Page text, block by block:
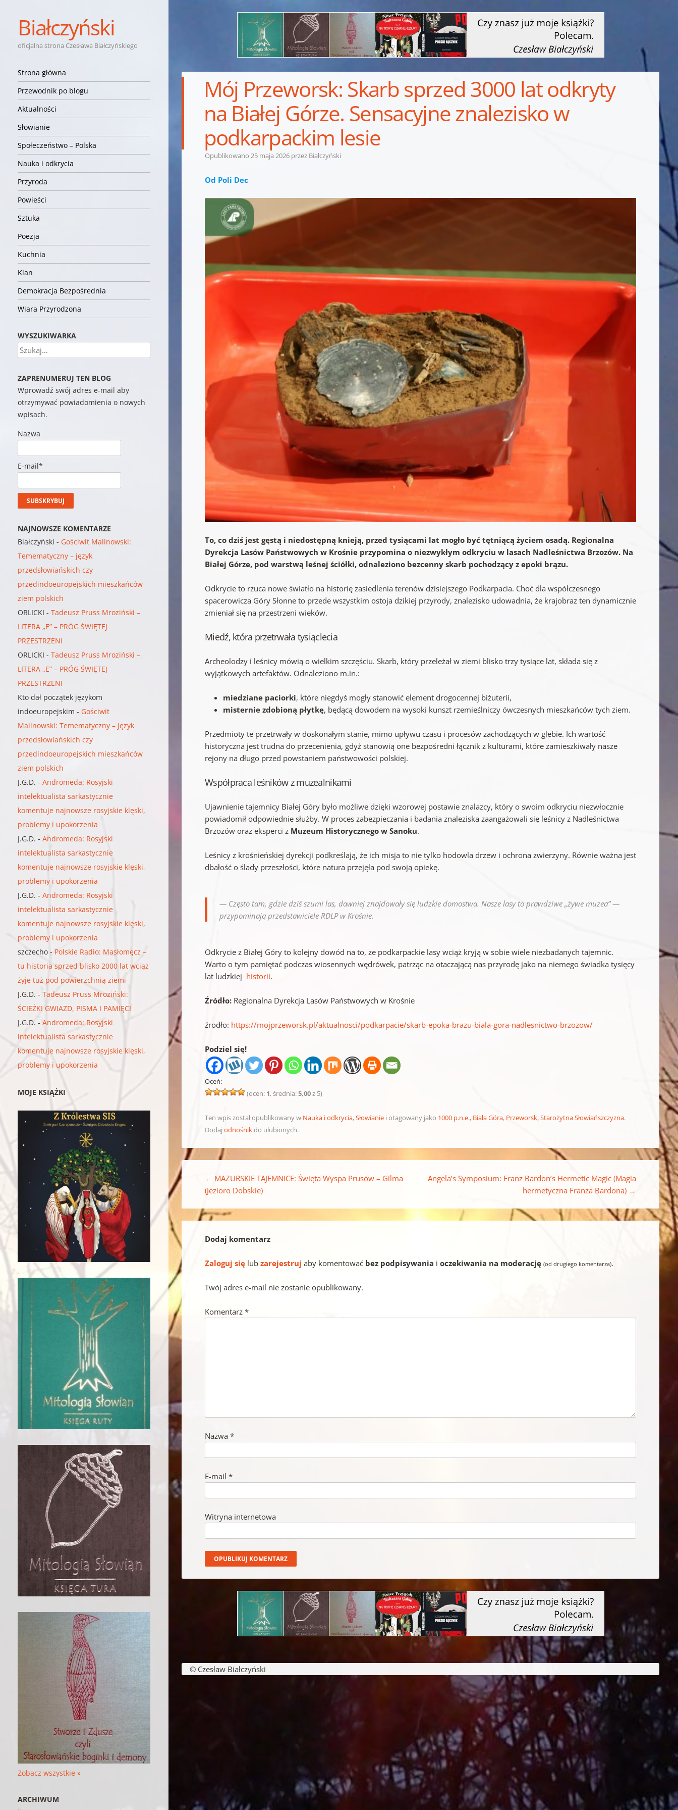
Białczyński
oficjalna strona Czesława Białczyńskiego
Nawigacja
Przejdź do treści
Strona główna
Przewodnik po blogu
Aktualności
Słowianie
Społeczeństwo – Polska
Nauka i odkrycia
Przyroda
Powieści
Sztuka
Poezja
Kuchnia
Klan
Demokracja Bezpośrednia
Wiara Przyrodzona
Mój Przeworsk: Skarb sprzed 3000 lat odkryty
na Białej Górze. Sensacyjne znalezisko w
podkarpackim lesie
Opublikowano25 maja 2026 przez Białczyński
Od Poli Dec
To, co dziś jest gęstą i niedostępną knieją, przed tysiącami lat mogło być tętniącą życiem osadą. Regionalna
Dyrekcja Lasów Państwowych w Krośnie przypomina o niezwykłym odkryciu w lasach Nadleśnictwa Brzozów. Na
Białej Górze, pod warstwą leśnej ściółki, odnaleziono bezcenny skarb pochodzący z epoki brązu.
Odkrycie to rzuca nowe światło na historię zasiedlenia terenów dzisiejszego Podkarpacia. Choć dla współczesnego
spacerowicza Góry Słonne to przede wszystkim ostoja dzikiej przyrody, znalezisko udowadnia, że krajobraz ten dynamicznie
zmieniał się na przestrzeni wieków.
Miedź, która przetrwała tysiąclecia
Archeolodzy i leśnicy mówią o wielkim szczęściu. Skarb, który przeleżał w ziemi blisko trzy tysiące lat, składa się z
wyjątkowych artefaktów. Odnaleziono m.in.:
miedziane paciorki, które niegdyś mogły stanowić element drogocennej biżuterii,
misternie zdobioną płytkę, będącą dowodem na wysoki kunszt rzemieślniczy ówczesnych mieszkańców tych ziem.
Przedmioty te przetrwały w doskonałym stanie, mimo upływu czasu i procesów zachodzących w glebie. Ich wartość
historyczna jest trudna do przecenienia, gdyż stanowią one bezpośredni łącznik z kulturami, które zamieszkiwały nasze
rejony na długo przed powstaniem państwowości polskiej.
Współpraca leśników z muzealnikami
Ujawnienie tajemnicy Białej Góry było możliwe dzięki wzorowej postawie znalazcy, który o swoim odkryciu niezwłocznie
powiadomił odpowiednie służby. W proces zabezpieczania i badania znaleziska zaangażowali się leśnicy z Nadleśnictwa
Brzozów oraz eksperci z Muzeum Historycznego w Sanoku.
Leśnicy z krośnieńskiej dyrekcji podkreślają, że ich misja to nie tylko hodowla drzew i ochrona zwierzyny. Równie ważna jest
dbałość o ślady przeszłości, które natura przejęła pod swoją opiekę.
— Często tam, gdzie dziś szumi las, dawniej znajdowały się ludzkie domostwa. Nasze lasy to prawdziwe „żywe muzea”—
przypominają przedstawiciele RDLP w Krośnie.
Odkrycie z Białej Góry to kolejny dowód na to, że podkarpackie lasy wciąż kryją w sobie wiele niezbadanych tajemnic.
Warto o tym pamiętać podczas wiosennych wędrówek, patrząc na otaczającą nas przyrodę jako na niemego świadka tysięcy
lat ludzkiej historii.
Źródło: Regionalna Dyrekcja Lasów Państwowych w Krośnie
źrodło: https://mojprzeworsk.pl/aktualnosci/podkarpacie/skarb-epoka-brazu-biala-gora-nadlesnictwo-brzozow/
Podziel się!
Oceń:
(ocen: 1, średnia:5,00z 5)
Ten wpis został opublikowany w Nauka i odkrycia,Słowianie i otagowany jako 1000 p.n.e., Biała Góra, Przeworsk,Starożytna Słowiańszczyzna.
Dodajodnośnikdo ulubionych.
← MAZURSKIE TAJEMNICE: Święta Wyspa Prusów – Gilma
(Jezioro Dobskie)
Angela’s Symposium: Franz Bardon’s Hermetic Magic (Magia
hermetyczna Franza Bardona) →
Dodaj komentarz
Zaloguj się lubzarejestruj aby komentować bez podpisywania ioczekiwania na moderację (od drugiego komentarza).
Twój adres e-mail nie zostanie opublikowany.
Komentarz*
Nazwa*
E-mail*
Witryna internetowa
WYSZUKIWARKA
Szukaj
ZAPRENUMERUJ TEN BLOG
Wprowadź swój adres e-mail aby
otrzymywać powiadomienia o nowych
wpisach.
Nazwa
E-mail*
NAJNOWSZE KOMENTARZE
Białczyński - Gościwit Malinowski:
Temematyczny – język
przedsłowiańskich czy
przedindoeuropejskich mieszkańców
ziem polskich
ORLICKI -Tadeusz Pruss Mroziński –
LITERA „E” – PRÓG ŚWIĘTEJ
PRZESTRZENI
ORLICKI -Tadeusz Pruss Mroziński –
LITERA „E” – PRÓG ŚWIĘTEJ
PRZESTRZENI
Kto dał początek językom
indoeuropejskim - Gościwit
Malinowski: Temematyczny – język
przedsłowiańskich czy
przedindoeuropejskich mieszkańców
ziem polskich
J.G.D. -Andromeda: Rosyjski
intelektualista sarkastycznie
komentuje najnowsze rosyjskie klęski,
problemy i upokorzenia
J.G.D. -Andromeda: Rosyjski
intelektualista sarkastycznie
komentuje najnowsze rosyjskie klęski,
problemy i upokorzenia
J.G.D. -Andromeda: Rosyjski
intelektualista sarkastycznie
komentuje najnowsze rosyjskie klęski,
problemy i upokorzenia
szczecho - Polskie Radio: Masłomęcz –
tu historia sprzed blisko 2000 lat wciąż
żyje tuż pod powierzchnią ziemi
J.G.D. -Tadeusz Pruss Mroziński:
ŚCIEŻKI GWIAZD, PISMA I PAMIĘCI
J.G.D. -Andromeda: Rosyjski
intelektualista sarkastycznie
komentuje najnowsze rosyjskie klęski,
problemy i upokorzenia
MOJE KSIĄŻKI
Zobacz wszystkie »
ARCHIWUM
© Czesław Białczyński